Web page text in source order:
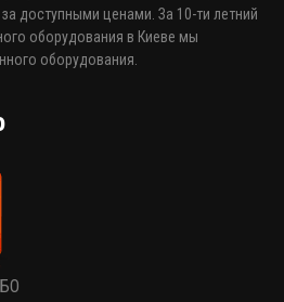
доступными ценами. За 10-ти летний
оборудования в Киеве мы
оборудования.